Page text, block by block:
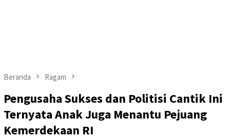
Beranda Ragam
Pengusaha Sukses dan Politisi Cantik Ini
Ternyata Anak Juga Menantu Pejuang
Kemerdekaan RI